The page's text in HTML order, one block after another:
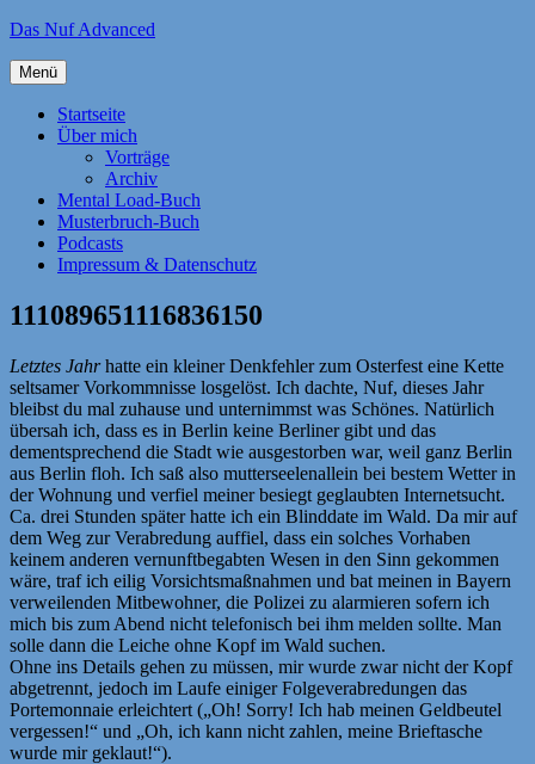
Zum
springen
Das Nuf Advanced
Menü
Startseite
Über mich
Vorträge
Archiv
Mental Load-Buch
Musterbruch-Buch
Podcasts
Impressum & Datenschutz
111089651116836150
Letztes Jahrhatte ein kleiner Denkfehler zum Osterfest eine Kette
seltsamer Vorkommnisse losgelöst. Ich dachte, Nuf, dieses Jahr
bleibst du mal zuhause und unternimmst was Schönes. Natürlich
übersah ich, dass es in Berlin keine Berliner gibt und das
dementsprechend die Stadt wie ausgestorben war, weil ganz Berlin
aus Berlin floh. Ich saß also mutterseelenallein bei bestem Wetter in
der Wohnung und verfiel meiner besiegt geglaubten Internetsucht.
Ca. drei Stunden später hatte ich ein Blinddate im Wald. Da mir auf
dem Weg zur Verabredung auffiel, dass ein solches Vorhaben
keinem anderen vernunftbegabten Wesen in den Sinn gekommen
wäre, traf ich eilig Vorsichtsmaßnahmen und bat meinen in Bayern
verweilenden Mitbewohner, die Polizei zu alarmieren sofern ich
mich bis zum Abend nicht telefonisch bei ihm melden sollte. Man
solle dann die Leiche ohne Kopf im Wald suchen.
Ohne ins Details gehen zu müssen, mir wurde zwar nicht der Kopf
abgetrennt, jedoch im Laufe einiger Folgeverabredungen das
Portemonnaie erleichtert („Oh! Sorry! Ich hab meinen Geldbeutel
vergessen!“ und „Oh, ich kann nicht zahlen, meine Brieftasche
wurde mir geklaut!“).